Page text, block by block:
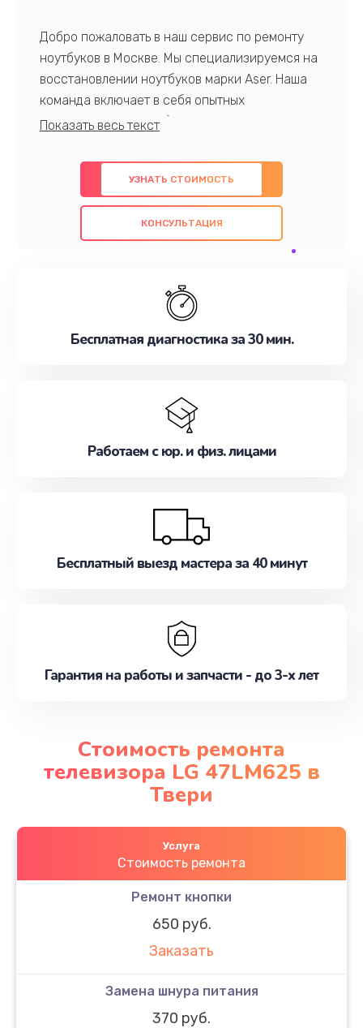
Добро пожаловать в наш сервис по ремонту
ноутбуков в Москве. Мы специализируемся на
восстановлении ноутбуков марки Aser. Наша
команда включает в себя опытных
профессионалов с обширными знаниями и
предлагаем быстрый и качественный ремонт с
использованием оригинальных компонентов, а
также гарантируем качество всех
проведенных работ. Наша цель - предоставить
наилучшим образом. Не медлите записаться на
УЗНАТЬ СТОИМОСТЬ
КОНСУЛЬТАЦИЯ
Бесплатная диагностика за 30 мин.
Работаем с юр. и физ. лицами
Бесплатный выезд мастера за 40 минут
Гарантия на работы и запчасти - до 3-х лет
Стоимость ремонта
телевизора LG 47LM625 в
Твери
Услуга
Стоимость ремонта
Ремонт кнопки
650 руб.
Заказать
Замена шнура питания
370 руб.